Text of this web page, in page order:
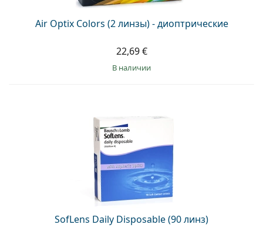
Air Optix Colors (2 линзы) - диоптрические
22,69 €
в наличии
SofLens Daily Disposable (90 линз)